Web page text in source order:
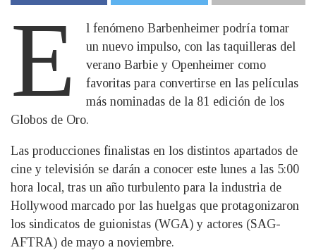
E
l fenómeno Barbenheimer podría tomar
un nuevo impulso, con las taquilleras del
verano Barbie y Openheimer como
favoritas para convertirse en las películas
más nominadas de la 81 edición de los
Globos de Oro.
Las producciones finalistas en los distintos apartados de
cine y televisión se darán a conocer este lunes a las 5:00
hora local, tras un año turbulento para la industria de
Hollywood marcado por las huelgas que protagonizaron
los sindicatos de guionistas (WGA) y actores (SAG-
AFTRA) de mayo a noviembre.